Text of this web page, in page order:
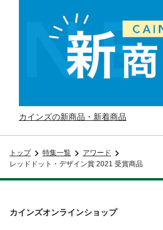
カインズの新商品・新着商品
トップ 特集一覧
アワード
レッドドット・デザイン賞 2021 受賞商品
カインズオンラインショップ